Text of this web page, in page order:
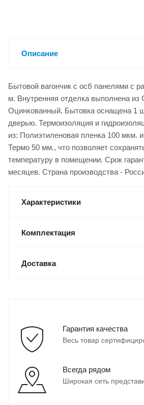
Описание
Бытовой вагончик с осб панелями с
м. Внутренняя отделка выполнена из
Оцинкованный. Бытовка оснащена 1
дверью. Термоизоляция и
из: Полиэтиленовая пленка 100 мкм.
Термо 50 мм., что позволяет
температуру в помещении. Срок
месяцев. Страна производства -
Характеристики
Комплектация
Доставка
Гарантия качества
Весь товар
Всегда рядом
Широкая сеть